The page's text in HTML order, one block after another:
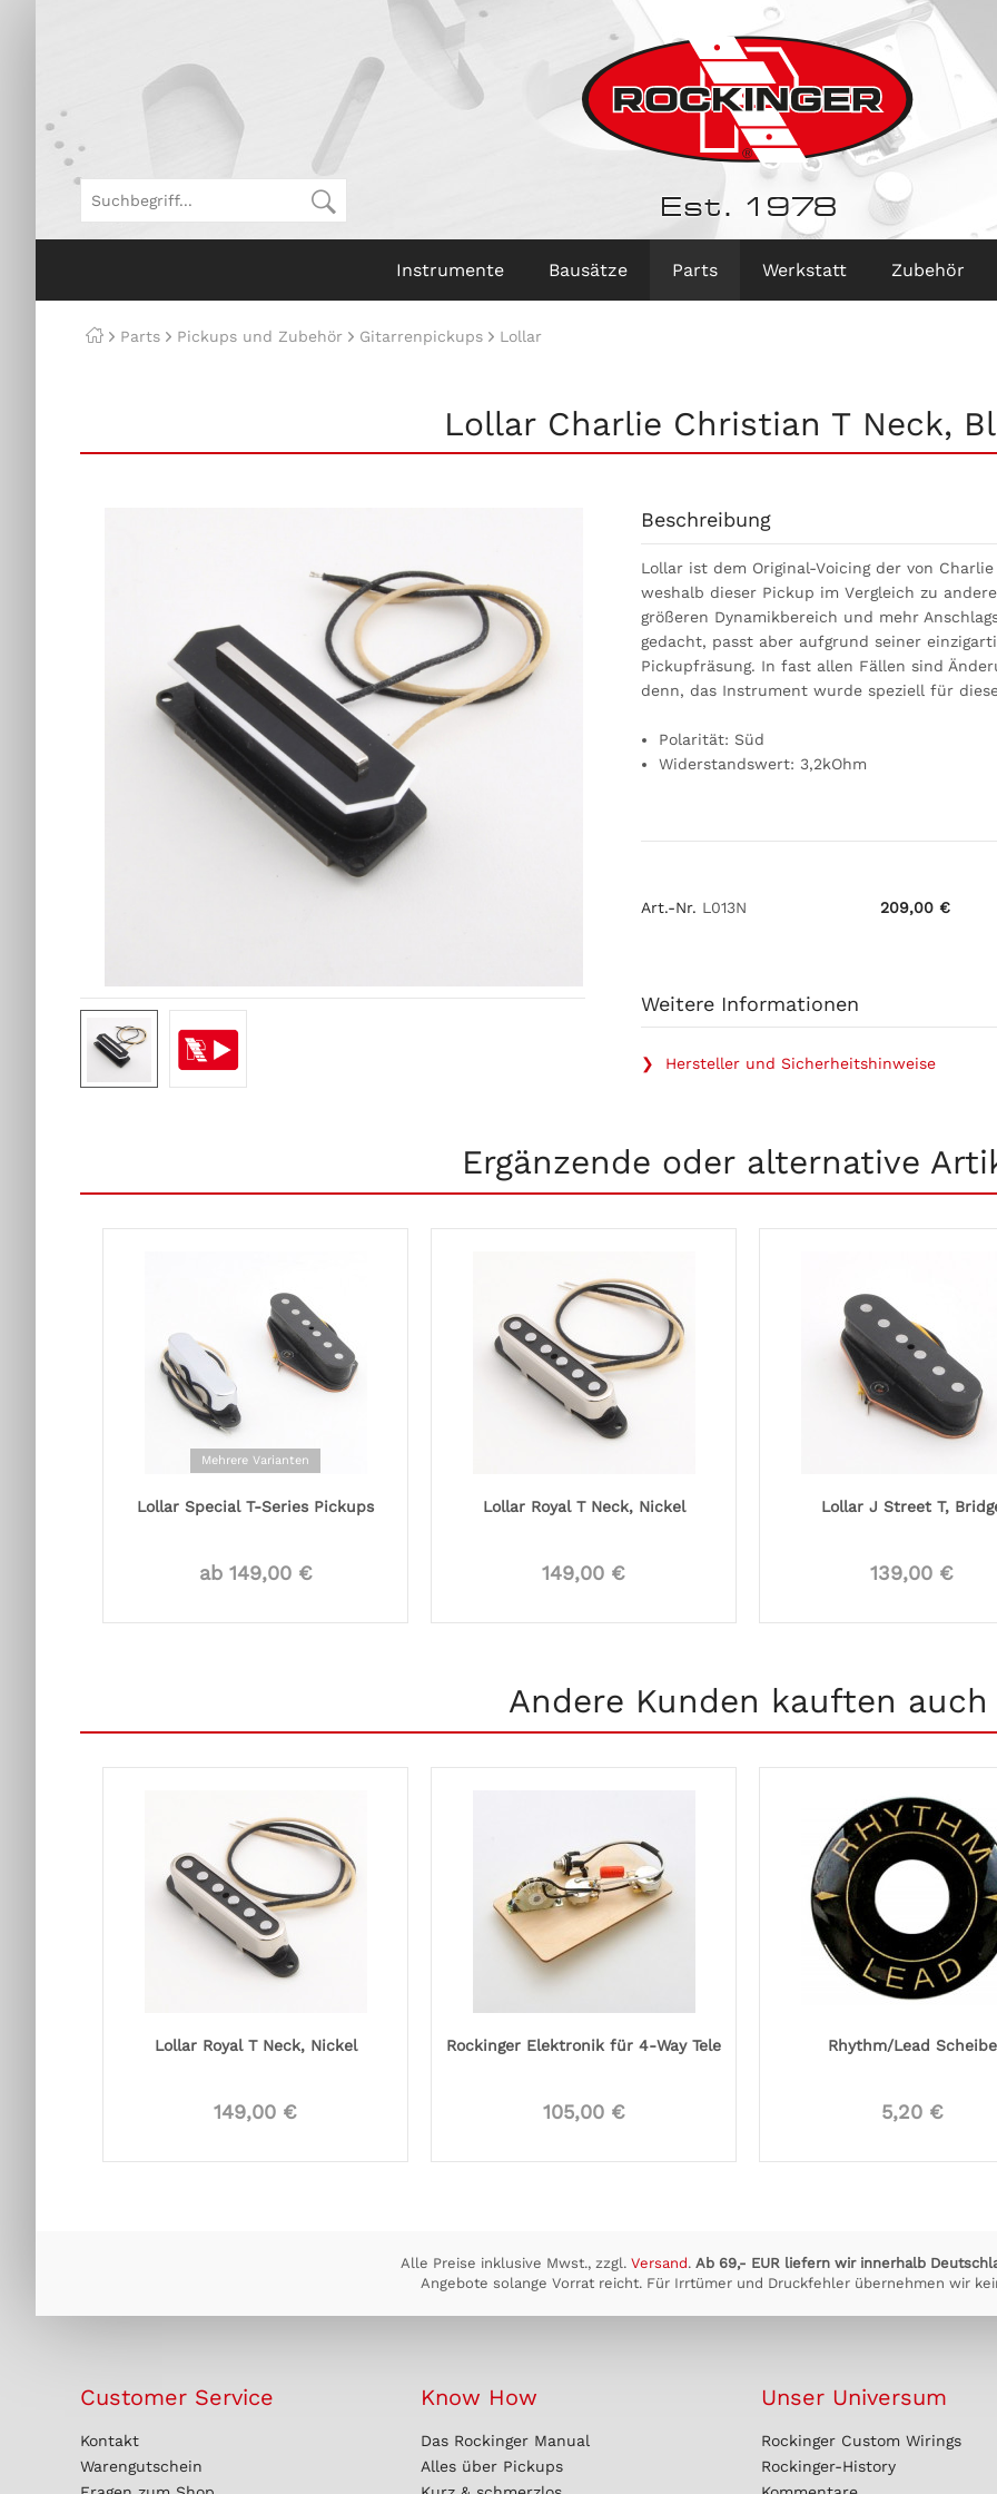
Est. 1978
Instrumente Bausätze Parts Werkstatt Zubehör
Parts Pickups und Zubehör Gitarrenpickups Lollar
Lollar Charlie Christian T Neck,
einverstanden, dass Deine Daten an
übermittelt werden und dass Du die
Art.-Nr. L013N 209,00 €
Beschreibung
Lollar ist dem Original-Voicing der von
weshalb dieser Pickup im Vergleich zu
größeren Dynamikbereich und mehr
gedacht, passt aber aufgrund seiner
Pickupfräsung. In fast allen Fällen sind
denn, das Instrument wurde speziell für
Polarität: Süd
Widerstandswert: 3,2kOhm
Weitere Informationen
❯ Hersteller und Sicherheitshinweise
Ergänzende oder alternative
Mehrere Varianten
Lollar Special T-Series Pickups
ab 149,00 €
Lollar Royal T Neck, Nickel
149,00 €
Lollar J Street T,
139,00 €
Andere Kunden kauften auch
Lollar Royal T Neck, Nickel
149,00 €
Rockinger Elektronik für 4-Way Tele
105,00 €
Rhythm/Lead Scheibe
5,20 €
Alle Preise inklusive Mwst., zzgl. Versand. Ab 69,- EUR liefern wir innerhalb
Angebote solange Vorrat reicht. Für Irrtümer und Druckfehler übernehmen wir
Customer Service
Kontakt
Warengutschein
Know How
Das Rockinger Manual
Alles über Pickups
Unser Universum
Rockinger Custom Wirings
Rockinger-History